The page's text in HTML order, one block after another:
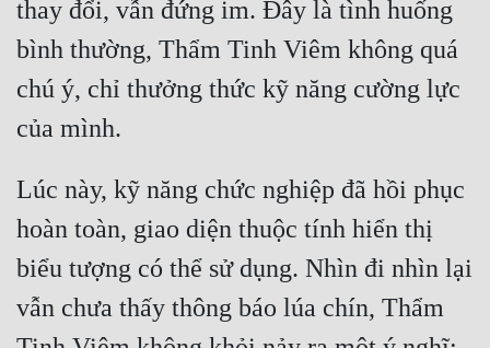
thay đổi, vẫn đứng im. Đây là tình huống
bình thường, Thẩm Tinh Viêm không quá
chú ý, chỉ thưởng thức kỹ năng cường lực
Lúc này, kỹ năng chức nghiệp đã hồi phục
hoàn toàn, giao diện thuộc tính hiển thị
biểu tượng có thể sử dụng. Nhìn đi nhìn lại
vẫn chưa thấy thông báo lúa chín, Thẩm